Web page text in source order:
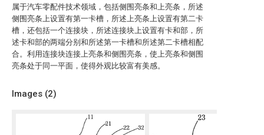
属于汽车零配件技术领域，包括侧围亮条和上亮条，所述
侧围亮条上设置有第一卡槽，所述上亮条上设置有第二卡
槽，还包括一个连接块，所述连接块上设置有卡和部，所
述卡和部的两端分别和所述第一卡槽和所述第二卡槽相配
合。利用连接块连接上亮条和侧围亮条，使上亮条和侧围
亮条处于同一平面，使得外观比较富有美感。
Images (2)